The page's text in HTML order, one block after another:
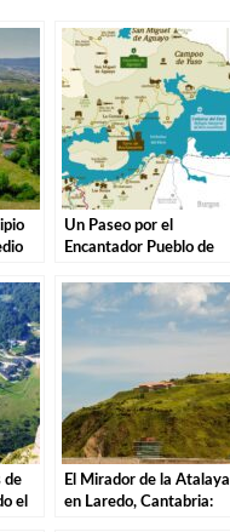
Un Paseo por el
Encantador Pueblo de
Cantabria.
de
el
El Mirador de la Atalaya
en Laredo, Cantabria: